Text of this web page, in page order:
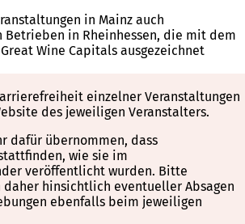
in Mainz auch
Betrieben in Rheinhessen, die mit dem
Wine Capitals ausgezeichnet
einzelner Veranstaltungen
des jeweiligen Veranstalters.
dafür übernommen, dass
wie sie im
veröffentlicht wurden. Bitte
hinsichtlich eventueller Absagen
ebenfalls beim jeweiligen